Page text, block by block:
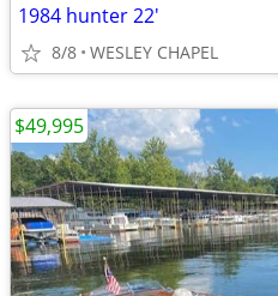
1984 hunter 22'
8/8 WESLEY CHAPEL
$49,995